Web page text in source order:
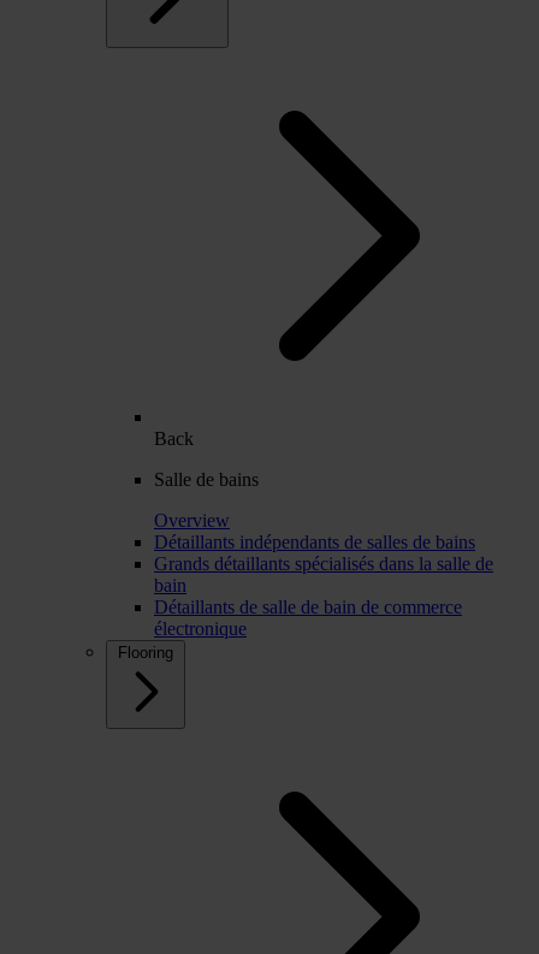
Back
Salle de bains
Overview
Détaillants indépendants de salles de bains
Grands détaillants spécialisés dans la salle de
bain
Détaillants de salle de bain de commerce
électronique
Flooring